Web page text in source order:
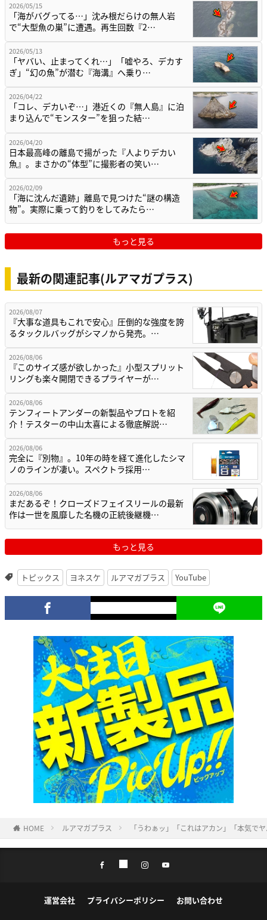
2026/05/15
「海がバグってる…」沈み根だらけの無人岩
で“大型魚の巣”に遭遇。再生回数『2…
2026/05/13
「ヤバい、止まってくれ…」「嘘やろ、デカす
ぎ」“幻の魚”が潜む『海溝』へ乗り…
2026/04/22
「コレ、デカいぞ…」港近くの『無人島』に泊
まり込んで“モンスター”を狙った結…
2026/04/20
日本最高峰の離島で揚がった『人よりデカい
魚』。まさかの“体型”に撮影者の笑い…
2026/02/09
「海に沈んだ遺跡」離島で見つけた“謎の構造
物”。実際に乗って釣りをしてみたら…
もっと見る
最新の関連記事(ルアマガプラス)
2026/08/07
『大事な道具もこれで安心』圧倒的な強度を誇
るタックルバッグがシマノから発売。…
2026/08/06
『このサイズ感が欲しかった』小型スプリット
リングも楽々開閉できるプライヤーが…
2026/08/06
テンフィートアンダーの新製品やプロトを紹
介！テスターの中山太喜による徹底解説…
2026/08/06
完全に『別物』。10年の時を経て進化したシマ
ノのラインが凄い。スペクトラ採用…
2026/08/06
まだあるぞ！クローズドフェイスリールの最新
作は一世を風靡した名機の正統後継機…
もっと見る
トピックス ヨネスケ ルアマガプラス YouTube
HOME ルアマガプラス 「うわぁッ」「これはアカン」「本気で
運営会社 プライバシーポリシー お問い合わせ